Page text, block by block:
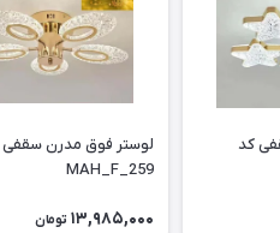
لوستر فوق مدرن سقفی کد
MAH_F_259
13,985,000 تومان